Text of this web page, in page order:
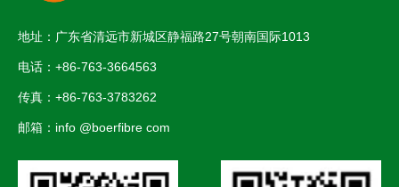
地址：广东省清远市新城区静福路27号朝南国际1013
电话：+86-763-3664563
传真：+86-763-3783262
邮箱：info @boerfibre com